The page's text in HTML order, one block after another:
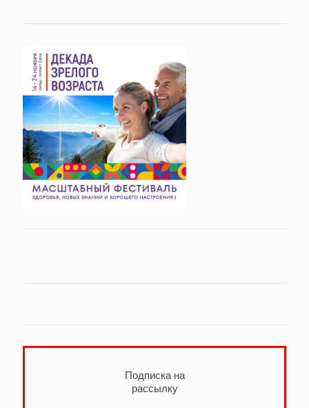
Подписка на
рассылку